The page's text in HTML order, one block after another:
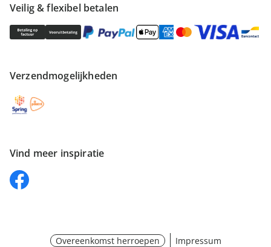
Veilig & flexibel betalen
Verzendmogelijkheden
Vind meer inspiratie
Overeenkomst herroepen
Impressum